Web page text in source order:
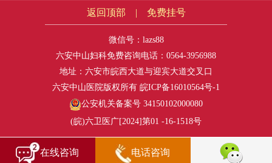
返回顶部 | 免费挂号
微信号：lazs88
六安中山妇科免费咨询电话： 0564-3956988
地址：六安市皖西大道与迎宾大道交叉口
六安中山医院版权所有 皖ICP备16010564号-1
公安机关备案号 34150102000080
(皖)六卫医广[2024]第01 -16-1518号
在线咨询 电话咨询